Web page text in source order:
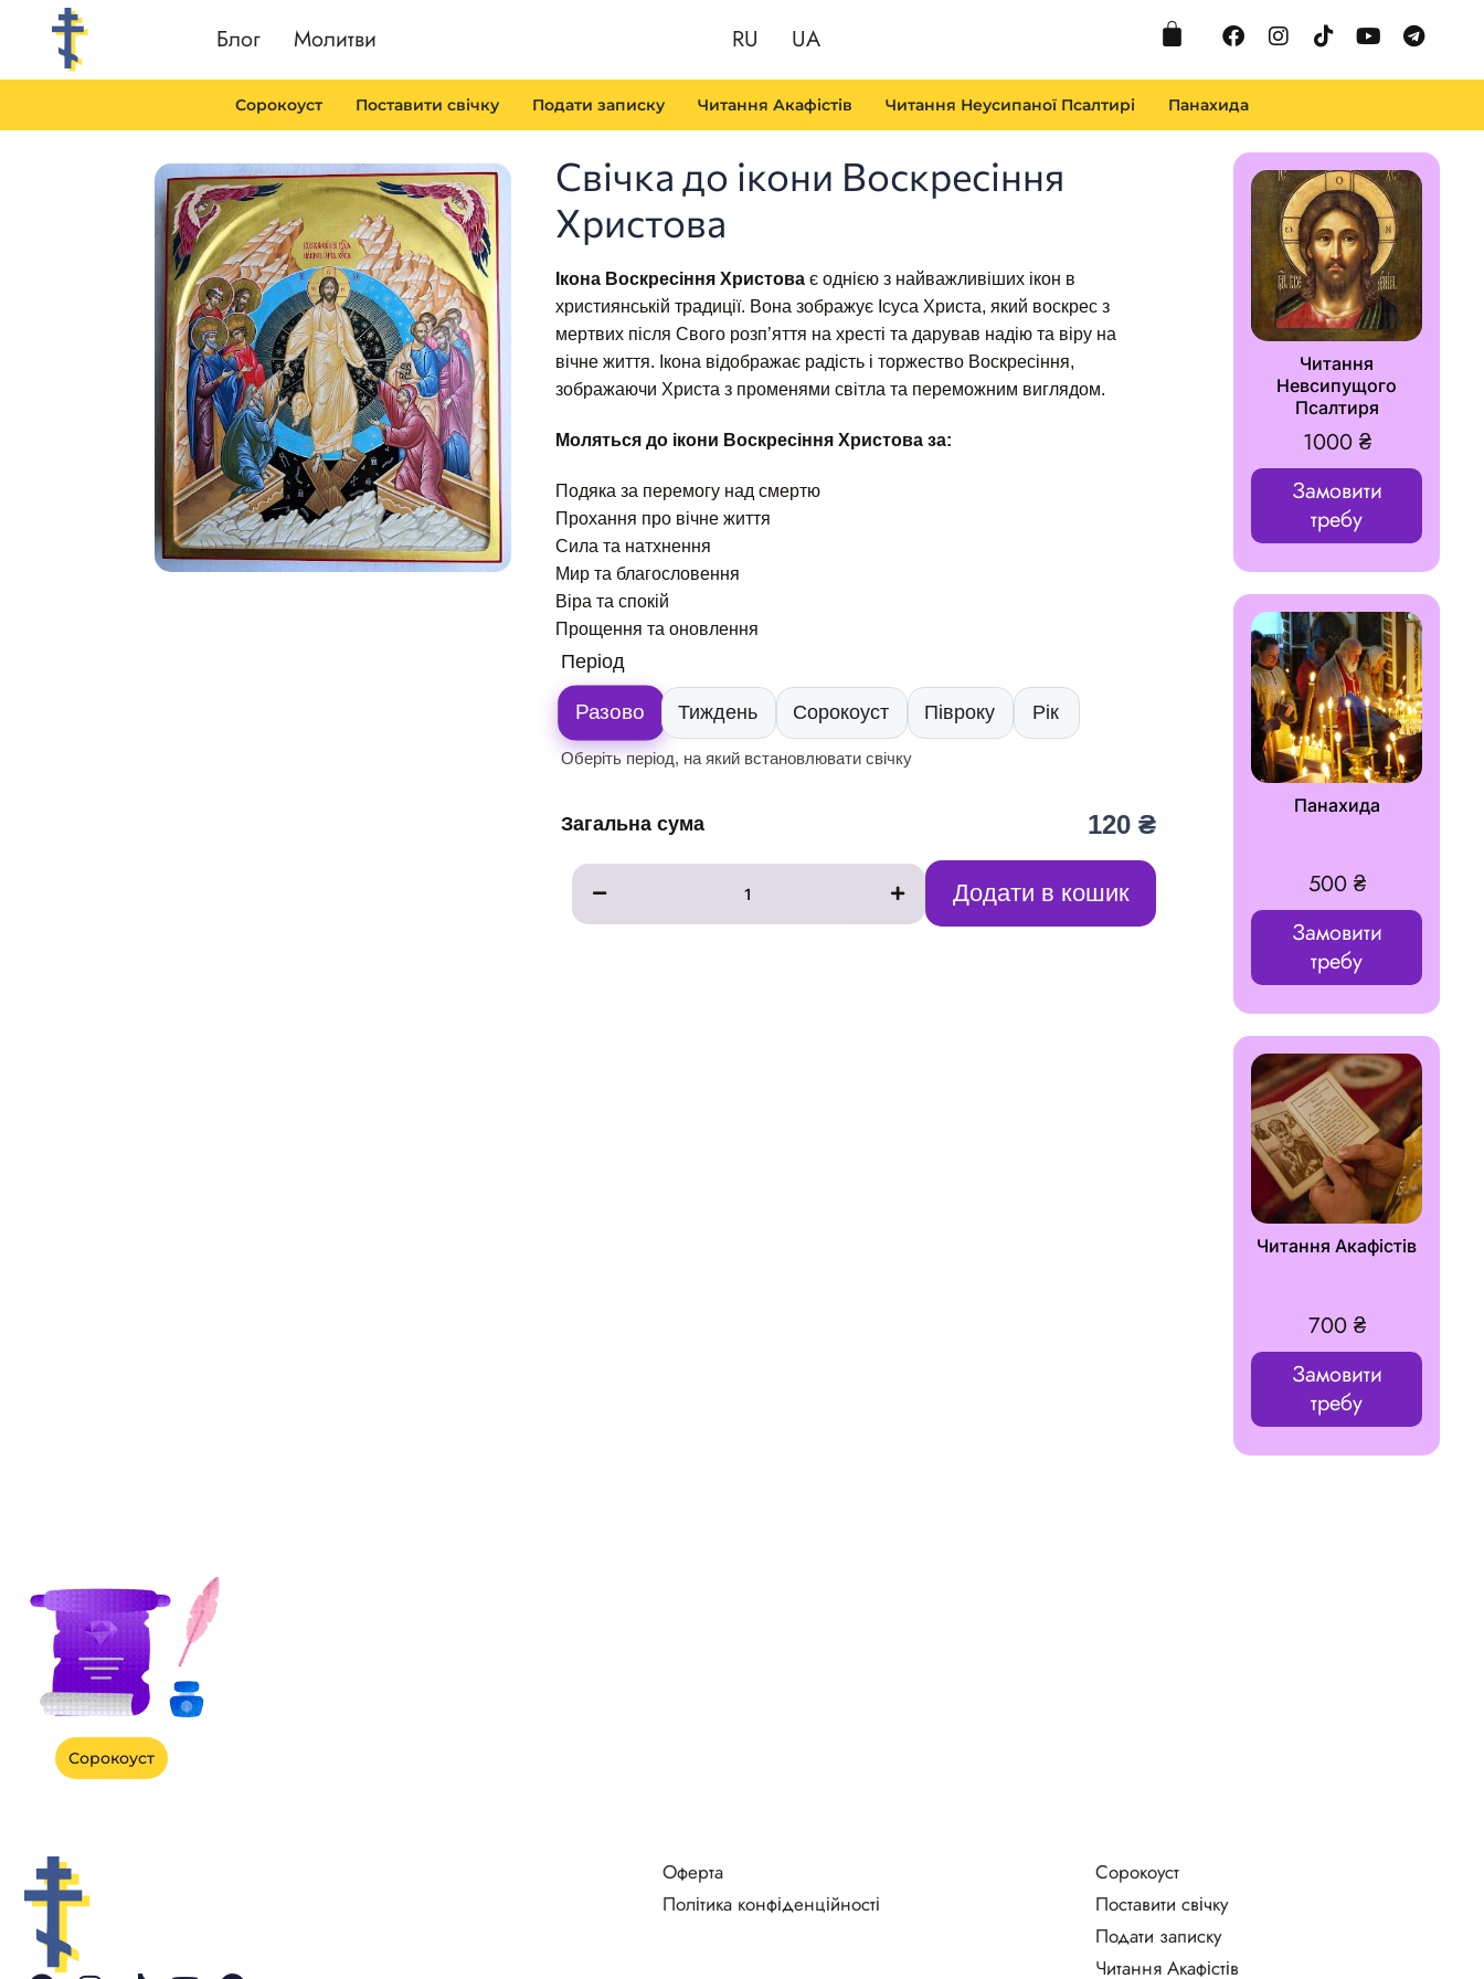
Перейти
Блог Молитви RU UA Cart FacebookInstagram
TiktokYoutube
Сорокоуст Поставити свічку Подати записку Читання Акафістів Читання Неусипаної Псалтирі Панахида
Свічка до ікони Воскресіння
Христова
Ікона Воскресіння Христова є однією з найважливіших ікон в
християнській традиції. Вона зображує Ісуса Христа, який воскрес з
мертвих після Свого розп’яття на хресті та дарував надію та віру на
вічне життя. Ікона відображає радість і торжество Воскресіння,
зображаючи Христа з променями світла та переможним виглядом.
Моляться до ікони Воскресіння Христова за:
Подяка за перемогу над смертю
Прохання про вічне життя
Сила та натхнення
Мир та благословення
Віра та спокій
Прощення та оновлення
Період
Разово Тиждень Сорокоуст Півроку Рік
Оберіть період, на який встановлювати свічку
Загальна сума 120 ₴
до
ікони
Воскресіння
Христова
Додати в кошик
Читання
Невсипущого
Псалтиря
1000 ₴
Замовити
требу
Панахида
500 ₴
Замовити
требу
Читання Акафістів
700 ₴
Замовити
требу
Сорокоуст
Оферта
Політика конфіденційності
Сорокоуст
Поставити свічку
Подати записку
Читання Акафістів